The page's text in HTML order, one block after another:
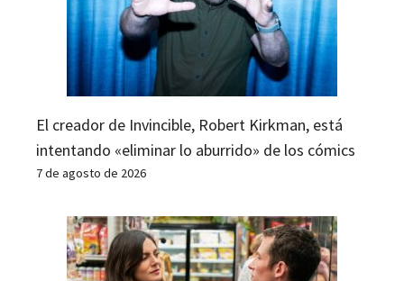
El creador de Invincible, Robert Kirkman, está
intentando «eliminar lo aburrido» de los cómics
7 de agosto de 2026